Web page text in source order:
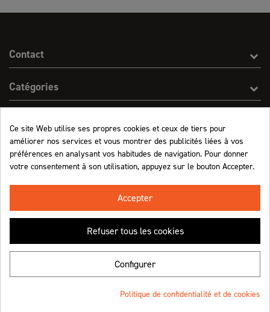
Contact
Catégories
Informations
Retrouvez-nous !
Ce site Web utilise ses propres cookies et ceux de tiers pour
améliorer nos services et vous montrer des publicités liées à vos
préférences en analysant vos habitudes de navigation. Pour donner
votre consentement à son utilisation, appuyez sur le bouton Accepter.
Accepter
Refuser tous les cookies
Configurer
Politique de confidentialité et de cookies